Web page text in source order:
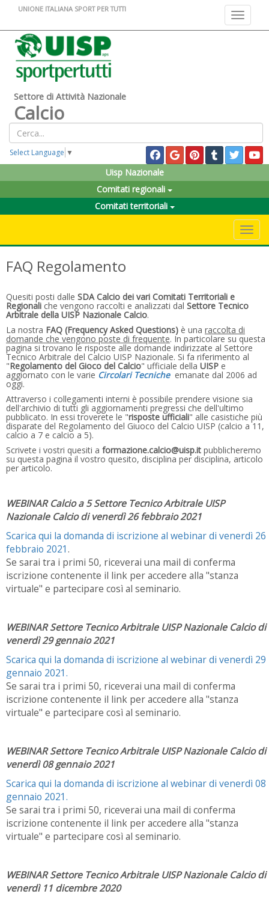
Toggle
UNIONE ITALIANA SPORT PER TUTTI
Settore di Attività Nazionale
Calcio
Select Language ▼
Uisp Nazionale
Comitati regionali
Comitati territoriali
FAQ Regolamento
Quesiti posti dalle SDA Calcio dei vari Comitati Territoriali e
Regionali che vengono raccolti e analizzati dal Settore Tecnico
Arbitrale della UISP Nazionale Calcio.
La nostra FAQ (Frequency Asked Questions) è una raccolta di
domande che vengono poste di frequente. In particolare su questa
pagina si trovano le risposte alle domande indirizzate al Settore
Tecnico Arbitrale del Calcio UISP Nazionale. Si fa riferimento al
"Regolamento del Gioco del Calcio" ufficiale della UISP e
aggiornato con le varie Circolari Tecnicheemanate dal 2006 ad
oggi.
Attraverso i collegamenti interni è possibile prendere visione sia
dell'archivio di tutti gli aggiornamenti pregressi che dell'ultimo
pubblicato. In essi troverete le "risposte ufficiali" alle casistiche più
disparate del Regolamento del Giuoco del Calcio UISP (calcio a 11,
calcio a 7 e calcio a 5).
Scrivete i vostri quesiti a formazione.calcio@uisp.it pubblicheremo
su questa pagina il vostro quesito, disciplina per disciplina, articolo
per articolo.
WEBINAR Calcio a 5 Settore Tecnico Arbitrale UISP
Nazionale Calcio di venerdì 26 febbraio 2021
Scarica qui la domanda di iscrizione al webinar di venerdì 26
febbraio 2021.
Se sarai tra i primi 50, riceverai una mail di conferma
iscrizione contenente il link per accedere alla "stanza
virtuale" e partecipare così al seminario.
WEBINAR Settore Tecnico Arbitrale UISP Nazionale Calcio di
venerdì 29 gennaio 2021
Scarica qui la domanda di iscrizione al webinar di venerdì 29
gennaio 2021.
Se sarai tra i primi 50, riceverai una mail di conferma
iscrizione contenente il link per accedere alla "stanza
virtuale" e partecipare così al seminario.
WEBINAR Settore Tecnico Arbitrale UISP Nazionale Calcio di
venerdì 08 gennaio 2021
Scarica qui la domanda di iscrizione al webinar di venerdì 08
gennaio 2021.
Se sarai tra i primi 50, riceverai una mail di conferma
iscrizione contenente il link per accedere alla "stanza
virtuale" e partecipare così al seminario.
WEBINAR Settore Tecnico Arbitrale UISP Nazionale Calcio di
venerdì 11 dicembre 2020